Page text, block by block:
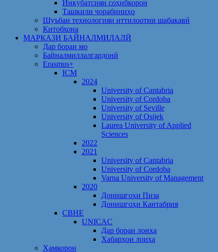
Инкубатсияи соҳибкорон
Ташкили чорабиниҳо
Шуъбаи технологияи иттилоотии шабакавӣ
Китобхона
МАРКАЗИ БАЙНАЛМИЛАЛӢ
Дар бораи мо
Байналмиллалгардонӣ
Erasmus+
ICM
2024
University of Cantabria
University of Cordoba
University of Seville
University of Osijek
Laurea University of Applied
Sciences
2022
2021
University of Cantabria
University of Cordoba
Varna University of Management
2020
Донишгоҳи Пиза
Донишгоҳи Кантабрия
CBHE
UNICAC
Дар бораи лоиҳа
Хабарҳои лоиҳа
Ҳамкорон